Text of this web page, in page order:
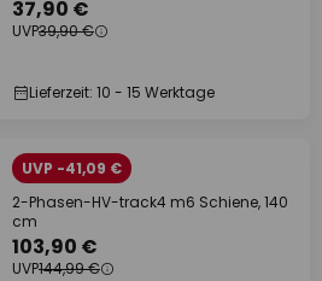
37,90 €
UVP39,90 €
Lieferzeit: 10 - 15 Werktage
UVP -41,09 €
2-Phasen-HV-track4 m6 Schiene, 140
cm
103,90 €
UVP144,99 €